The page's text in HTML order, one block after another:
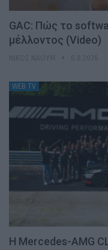
GAC: Πώς το
μέλλοντος (Video)
WEB TV
Η Mercedes-AMG